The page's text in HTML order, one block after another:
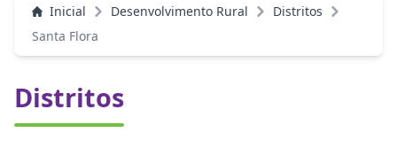
Inicial Desenvolvimento Rural
Distritos
Santa Flora
Distritos